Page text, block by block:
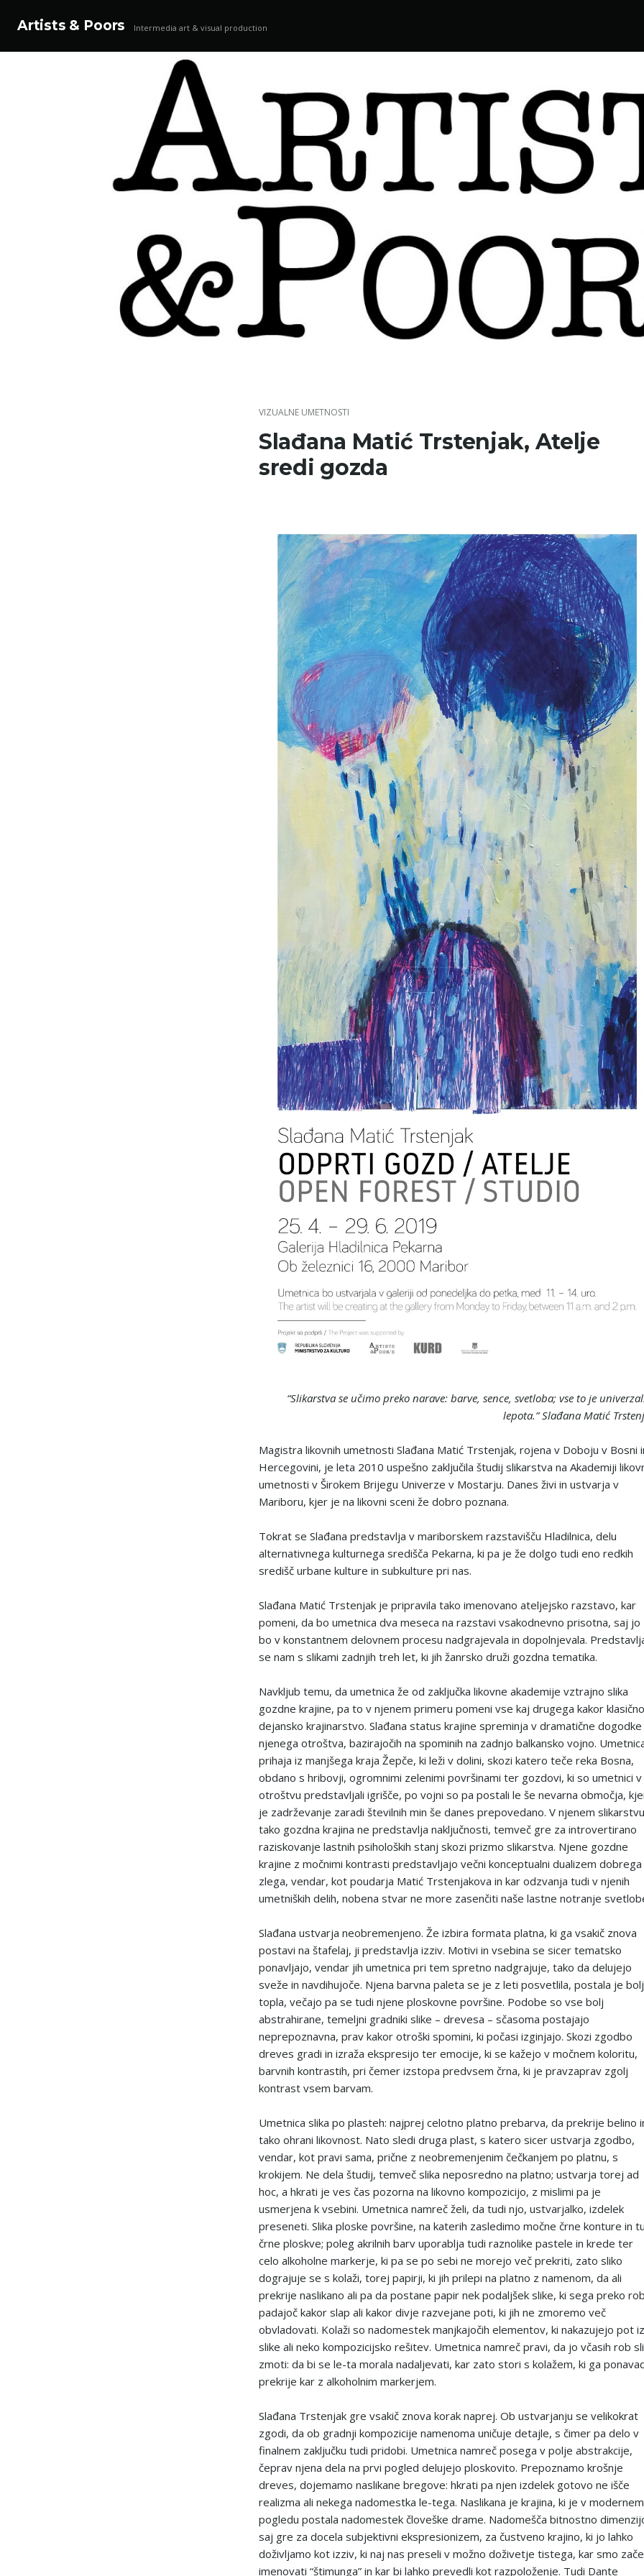
Artists & Poors Intermedia art & visual production
VIZUALNE UMETNOSTI
Slađana Matić Trstenjak, Atelje
sredi gozda
“Slikarstva se učimo preko narave: barve, sence, svetloba; vse to je
lepota.”Slađana Matić
Magistra likovnih umetnosti Slađana Matić Trstenjak, rojena v Doboju v Bosni
Hercegovini, je leta 2010 uspešno zaključila študij slikarstva na Akademiji
umetnosti v Širokem Brijegu Univerze v Mostarju. Danes živi in ustvarja v
Mariboru, kjer je na likovni sceni že dobro poznana.
Tokrat se Slađana predstavlja v mariborskem razstavišču Hladilnica, delu
alternativnega kulturnega središča Pekarna, ki pa je že dolgo tudi eno redkih
središč urbane kulture in subkulture pri nas.
Slađana Matić Trstenjak je pripravila tako imenovano ateljejsko razstavo, kar
pomeni, da bo umetnica dva meseca na razstavi vsakodnevno prisotna, saj jo
bo v konstantnem delovnem procesu nadgrajevala in dopolnjevala.
se nam s slikami zadnjih treh let, ki jih žanrsko druži gozdna tematika.
Navkljub temu, da umetnica že od zaključka likovne akademije vztrajno slika
gozdne krajine, pa to v njenem primeru pomeni vse kaj drugega kakor
dejansko krajinarstvo. Slađana status krajine spreminja v dramatične dogodke
njenega otroštva, bazirajočih na spominih na zadnjo balkansko vojno.
prihaja iz manjšega kraja Žepče, ki leži v dolini, skozi katero teče reka Bosna,
obdano s hribovji, ogromnimi zelenimi površinami ter gozdovi, ki so umetnici v
otroštvu predstavljali igrišče, po vojni so pa postali le še nevarna območja,
je zadrževanje zaradi številnih min še danes prepovedano. V njenem slikarstvu
tako gozdna krajina ne predstavlja naključnosti, temveč gre za introvertirano
raziskovanje lastnih psiholoških stanj skozi prizmo slikarstva. Njene gozdne
krajine z močnimi kontrasti predstavljajo večni konceptualni dualizem dobrega
zlega, vendar, kot poudarja Matić Trstenjakova in kar odzvanja tudi v njenih
umetniških delih, nobena stvar ne more zasenčiti naše lastne notranje
Slađana ustvarja neobremenjeno. Že izbira formata platna, ki ga vsakič znova
postavi na štafelaj, ji predstavlja izziv. Motivi in vsebina se sicer tematsko
ponavljajo, vendar jih umetnica pri tem spretno nadgrajuje, tako da delujejo
sveže in navdihujoče. Njena barvna paleta se je z leti posvetlila, postala je bolj
topla, večajo pa se tudi njene ploskovne površine. Podobe so vse bolj
abstrahirane, temeljni gradniki slike – drevesa – sčasoma postajajo
neprepoznavna, prav kakor otroški spomini, ki počasi izginjajo. Skozi zgodbo
dreves gradi in izraža ekspresijo ter emocije, ki se kažejo v močnem koloritu,
barvnih kontrastih, pri čemer izstopa predvsem črna, ki je pravzaprav zgolj
kontrast vsem barvam.
Umetnica slika po plasteh: najprej celotno platno prebarva, da prekrije belino
tako ohrani likovnost. Nato sledi druga plast, s katero sicer ustvarja zgodbo,
vendar, kot pravi sama, prične z neobremenjenim čečkanjem po platnu, s
krokijem. Ne dela študij, temveč slika neposredno na platno; ustvarja torej ad
hoc, a hkrati je ves čas pozorna na likovno kompozicijo, z mislimi pa je
usmerjena k vsebini. Umetnica namreč želi, da tudi njo, ustvarjalko, izdelek
preseneti. Slika ploske površine, na katerih zasledimo močne črne konture in
črne ploskve; poleg akrilnih barv uporablja tudi raznolike pastele in krede ter
celo alkoholne markerje, ki pa se po sebi ne morejo več prekriti, zato sliko
dograjuje se s kolaži, torej papirji, ki jih prilepi na platno z namenom, da ali
prekrije naslikano ali pa da postane papir nek podaljšek slike, ki sega preko
padajoč kakor slap ali kakor divje razvejane poti, ki jih ne zmoremo več
obvladovati. Kolaži so nadomestek manjkajočih elementov, ki nakazujejo pot iz
slike ali neko kompozicijsko rešitev. Umetnica namreč pravi, da jo včasih rob
zmoti: da bi se le-ta morala nadaljevati, kar zato stori s kolažem, ki ga
prekrije kar z alkoholnim markerjem.
Slađana Trstenjak gre vsakič znova korak naprej. Ob ustvarjanju se velikokrat
zgodi, da ob gradnji kompozicije namenoma uničuje detajle, s čimer pa delo v
finalnem zaključku tudi pridobi. Umetnica namreč posega v polje abstrakcije,
čeprav njena dela na prvi pogled delujejo ploskovito. Prepoznamo krošnje
dreves, dojemamo naslikane bregove: hkrati pa njen izdelek gotovo ne išče
realizma ali nekega nadomestka le-tega. Naslikana je krajina, ki je v modernem
pogledu postala nadomestek človeške drame. Nadomešča bitnostno
saj gre za docela subjektivni ekspresionizem, za čustveno krajino, ki jo lahko
doživljamo kot izziv, ki naj nas preseli v možno doživetje tistega, kar smo
imenovati “štimunga” in kar bi lahko prevedli kot razpoloženje. Tudi Dante